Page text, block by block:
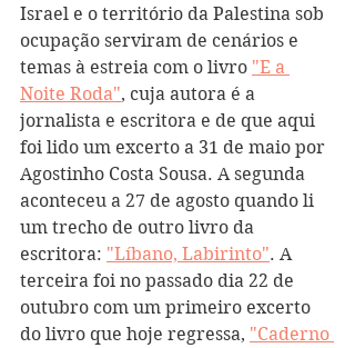
Israel e o território da Palestina sob
ocupação serviram de cenários e
temas à estreia com o livro "E a
Noite Roda", cuja autora é a
jornalista e escritora e de que aqui
foi lido um excerto a 31 de maio por
Agostinho Costa Sousa. A segunda
aconteceu a 27 de agosto quando li
um trecho de outro livro da
escritora: "Líbano, Labirinto". A
terceira foi no passado dia 22 de
outubro com um primeiro excerto
do livro que hoje regressa, "Caderno